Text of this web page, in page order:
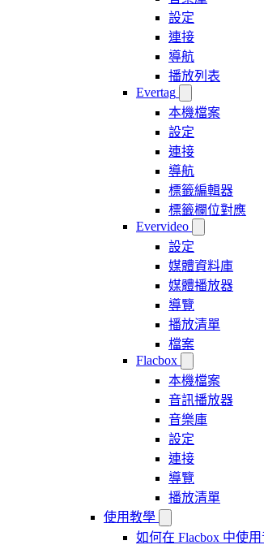
設定
連接
導航
播放列表
Evertag
本機檔案
設定
連接
導航
標籤編輯器
標籤欄位對應
Evervideo
設定
媒體資料庫
媒體播放器
導覽
播放清單
檔案
Flacbox
本機檔案
音訊播放器
音樂庫
設定
連接
導覽
播放清單
使用教學
如何在 Flacbox 中使